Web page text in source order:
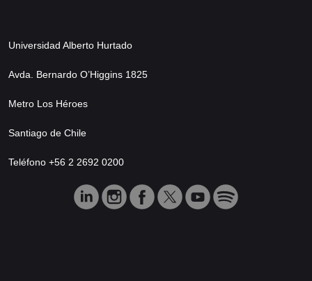
Universidad Alberto Hurtado
Avda. Bernardo O’Higgins 1825
Metro Los Héroes
Santiago de Chile
Teléfono +56 2 2692 0200